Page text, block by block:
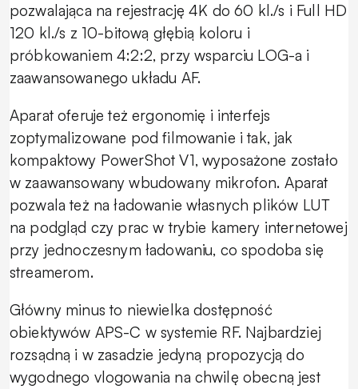
pozwalająca na rejestrację 4K do 60 kl./s i Full HD
120 kl./s z 10-bitową głębią koloru i
próbkowaniem 4:2:2, przy wsparciu LOG-a i
zaawansowanego układu AF.
Aparat oferuje też ergonomię i interfejs
zoptymalizowane pod filmowanie i tak, jak
kompaktowy PowerShot V1, wyposażone zostało
w zaawansowany wbudowany mikrofon. Aparat
pozwala też na ładowanie własnych plików LUT
na podgląd czy prac w trybie kamery internetowej
przy jednoczesnym ładowaniu, co spodoba się
streamerom.
Główny minus to niewielka dostępność
obiektywów APS-C w systemie RF. Najbardziej
rozsądną i w zasadzie jedyną propozycją do
wygodnego vlogowania na chwilę obecną jest